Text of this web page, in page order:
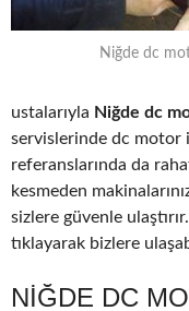
Niğde dc
ustalarıyla Niğde dc
servislerinde dc motor
referanslarında da
kesmeden
sizlere güvenle
tıklayarak bizlere
NIĞDE DC